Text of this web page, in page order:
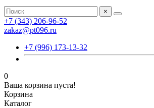
×
+7 (343) 206-96-52
zakaz@pt096.ru
+7 (996) 173-13-32
0
Ваша корзина пуста!
Корзина
Каталог